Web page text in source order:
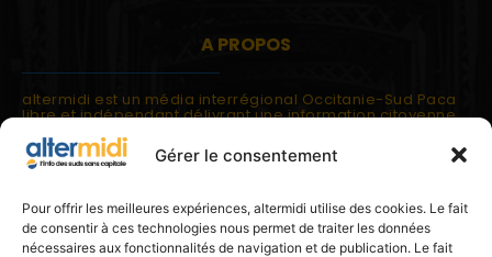
Gérer le consentement
Pour offrir les meilleures expériences, altermidi utilise des cookies. Le fait
de consentir à ces technologies nous permet de traiter les données
nécessaires aux fonctionnalités de navigation et de publication. Le fait
A PROPOS
altermidi est un média interrégional Occitanie-Sud Paca
libre et indépendant délivrant une information citoyenne
altermidi est ouvert sur les suds, la méditerranée,
l'europe.
altermidi aborde des thématiques globales évaluées à
partir des constats de terrain ou d'analyses à l'échelon
local.